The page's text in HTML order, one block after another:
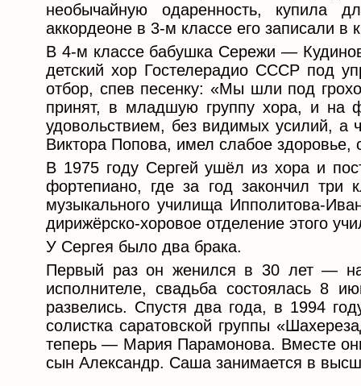
необычайную одаренность, купила
аккордеоне в 3-м классе его записали
В 4-м классе бабушка Сережи —
детский хор Гостелерадио СССР под
отбор, спев песенку: «Мы шли под
принят, в младшую группу хора, и на
удовольствием, без видимых усилий, а
Виктора Попова, имел слабое здоровье,
В 1975 году Сергей ушёл из хора и
фортепиано, где за год закончил три
музыкального училища Ипполитова-
дирижёрско-хоровое отделение этого
У Сергея было два брака.
Первый раз он женился в 30 лет — на
исполнителе, свадьба состоялась 8
развелись. Спустя два года, в 1994
солистка саратовской группы
теперь — Мария Парамонова. Вместе
сын Александр. Саша занимается в